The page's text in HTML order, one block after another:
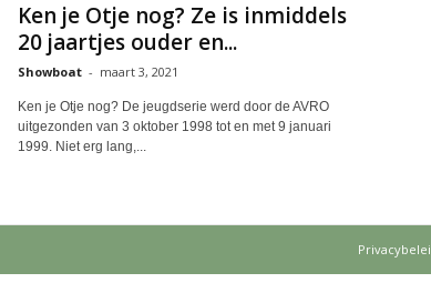
Ken je Otje nog? Ze is inmiddels
20 jaartjes ouder en...
Showboat - maart 3, 2021
Ken je Otje nog? De jeugdserie werd door de AVRO
uitgezonden van 3 oktober 1998 tot en met 9 januari
1999. Niet erg lang,...